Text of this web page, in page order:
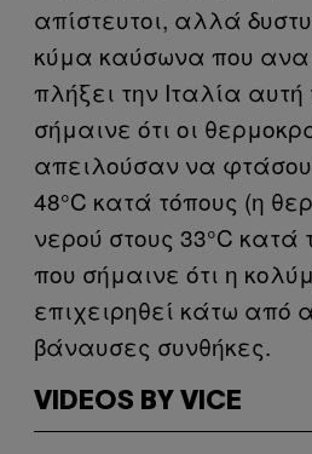
απίστευτοι, αλλά
κύμα καύσωνα που
πλήξει την Ιταλία
σήμαινε ότι οι
απειλούσαν να
48°C κατά τόπους (η
νερού στους 33°C
που σήμαινε ότι η
επιχειρηθεί κάτω από
βάναυσες συνθήκες.
VIDEOS BY VICE